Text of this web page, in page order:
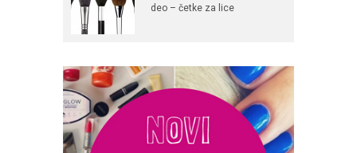
deo – četke za lice